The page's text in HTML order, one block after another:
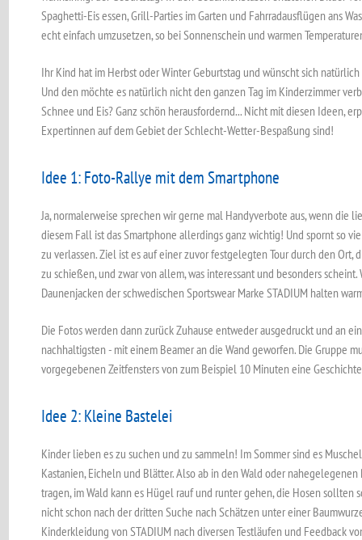
Spaghetti-Eis essen, Grill-Parties im Garten und Fahrradausflügen ans
echt einfach umzusetzen, so bei Sonnenschein und warmen
Ihr Kind hat im Herbst oder Winter Geburtstag und wünscht sich
Und den möchte es natürlich nicht den ganzen Tag im Kinderzimmer
Schnee und Eis? Ganz schön herausfordernd... Nicht mit diesen Ideen,
Expertinnen auf dem Gebiet der Schlecht-Wetter-Bespaßung sind!
Idee 1: Foto-Rallye mit dem Smartphone
Ja, normalerweise sprechen wir gerne mal Handyverbote aus, wenn die
diesem Fall ist das Smartphone allerdings ganz wichtig! Und spornt so
zu verlassen. Ziel ist es auf einer zuvor festgelegten Tour durch den Ort,
zu schießen, und zwar von allem, was interessant und besonders
Daunenjacken der schwedischen Sportswear Marke STADIUM halten
Die Fotos werden dann zurück Zuhause entweder ausgedruckt und an
nachhaltigsten - mit einem Beamer an die Wand geworfen. Die Gruppe
vorgegebenen Zeitfensters von zum Beispiel 10 Minuten eine
Idee 2: Kleine Bastelei
Kinder lieben es zu suchen und zu sammeln! Im Sommer sind es
Kastanien, Eicheln und Blätter. Also ab in den Wald oder
tragen, im Wald kann es Hügel rauf und runter gehen, die Hosen sollten
nicht schon nach der dritten Suche nach Schätzen unter einer
Kinderkleidung von STADIUM nach diversen Testläufen und Feedback